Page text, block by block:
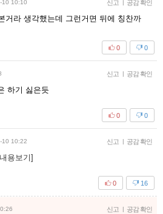
10 10:10 신고 | 공감 확인
거라 생각했는데 그런거면 뒤에 칭찬까
0
0
신고 | 공감 확인
하기 싫은듯
0
0
10 10:22 신고 | 공감 확인
용보기]
16
0
신고 | 공감 확인